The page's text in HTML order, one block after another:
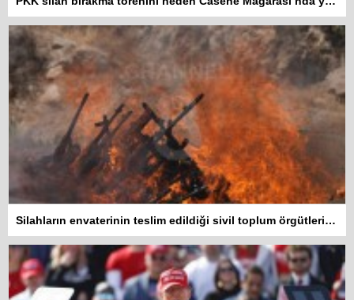
Silahların envaterinin teslim edildiği sivil toplum örgütleri rapor hazırlayacak